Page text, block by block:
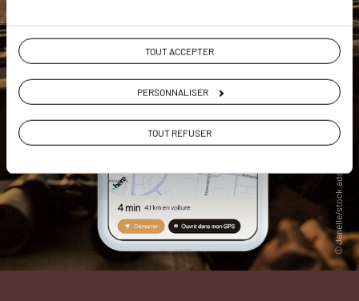
TOUT ACCEPTER
PERSONNALISER
TOUT REFUSER